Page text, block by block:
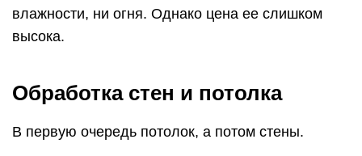
влажности, ни огня. Однако цена ее слишком
высока.
Обработка стен и потолка
В первую очередь потолок, а потом стены.